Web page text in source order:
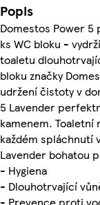
Popis
Domestos Power 5
ks WC bloku -
toaletu
bloku značky
udržení čistoty v
5 Lavender
kamenem. Toaletní
každém spláchnutí
Lavender bohatou
- Hygiena
- Dlouhotrvající
- Prevence proti